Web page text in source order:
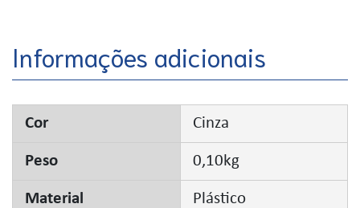
Informações adicionais
Cor Cinza
Peso 0,10kg
Material Plástico